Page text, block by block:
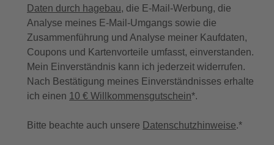
Daten durch hagebau, die E-Mail-Werbung, die
Analyse meines E-Mail-Umgangs sowie die
Zusammenführung und Analyse meiner Kaufdaten,
Coupons und Kartenvorteile umfasst, einverstanden.
Mein Einverständnis kann ich jederzeit widerrufen.
Nach Bestätigung meines Einverständnisses erhalte
ich einen 10 € Willkommensgutschein*.
Bitte beachte auch unsere Datenschutzhinweise.